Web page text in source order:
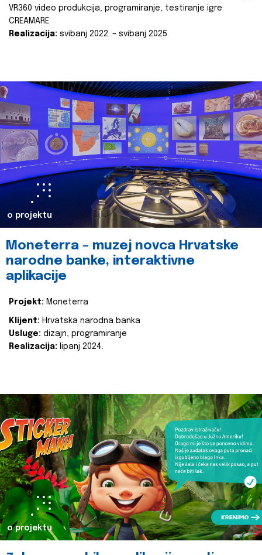
VR360 video produkcija, programiranje, testiranje igre
CREAMARE
Realizacija: svibanj 2022. – svibanj 2025.
o projektu
Moneterra – muzej novca Hrvatske
narodne banke, interaktivne
aplikacije
Projekt: Moneterra
Klijent: Hrvatska narodna banka
Usluge: dizajn, programiranje
Realizacija: lipanj 2024.
o projektu